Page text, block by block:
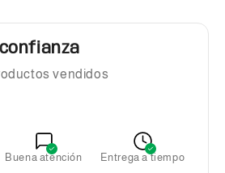
vendidos
Buena atención Entrega a tiempo